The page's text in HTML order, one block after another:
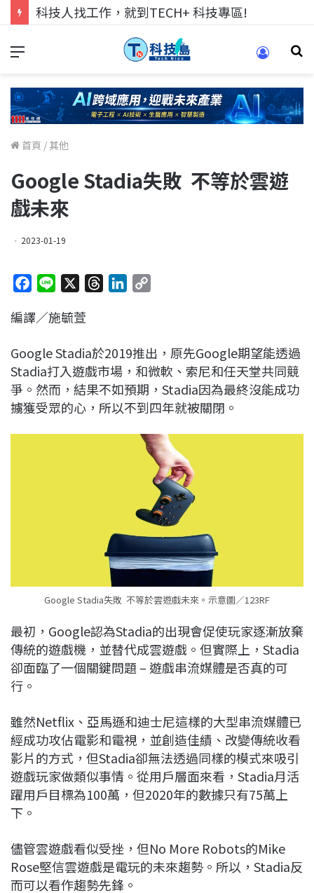
科技人找工作，就到TECH+ 科技專區!
首頁 /其他
Google Stadia失敗 不等於雲遊
戲未來
2023-01-19
c
b
o
o
k
n
a
d
s
e
d
I
n
L
i
n
k
編譯／施毓萱
Google Stadia於2019推出，原先Google期望能透過
Stadia打入遊戲市場，和微軟、索尼和任天堂共同競
爭。然而，結果不如預期，Stadia因為最終沒能成功
擄獲受眾的心，所以不到四年就被關閉。
Google Stadia失敗 不等於雲遊戲未來。示意圖／123RF
最初，Google認為Stadia的出現會促使玩家逐漸放棄
傳統的遊戲機，並替代成雲遊戲。但實際上，Stadia
卻面臨了一個關鍵問題 – 遊戲串流媒體是否真的可
行。
雖然Netflix、亞馬遜和迪士尼這樣的大型串流媒體已
經成功攻佔電影和電視，並創造佳績、改變傳統收看
影片的方式，但Stadia卻無法透過同樣的模式來吸引
遊戲玩家做類似事情。從用戶層面來看，Stadia月活
躍用戶目標為100萬，但2020年的數據只有75萬上
下。
儘管雲遊戲看似受挫，但No More Robots的Mike
Rose堅信雲遊戲是電玩的未來趨勢。所以，Stadia反
而可以看作趨勢先鋒。